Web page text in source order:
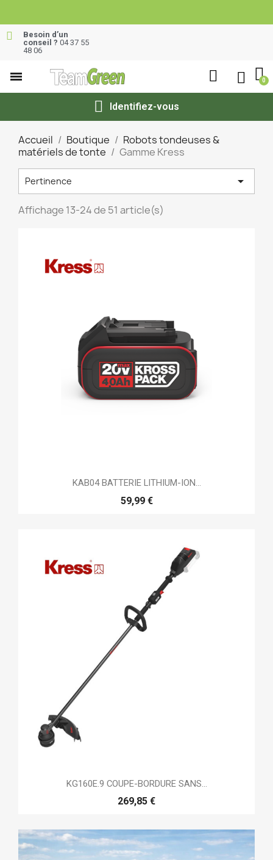
Besoin d’un
conseil ? 04 37 55
48 06
Identifiez-vous
Accueil Boutique
Robots tondeuses &
matériels de tonte
Gamme Kress
Pertinence 
Affichage 13-24 de 51 article(s)
KAB04 BATTERIE LITHIUM-ION...
59,99 €
KG160E.9 COUPE-BORDURE SANS...
269,85 €